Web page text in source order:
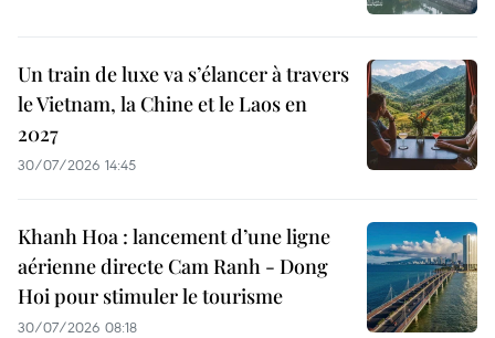
Un train de luxe va s’élancer à travers
le Vietnam, la Chine et le Laos en
2027
30/07/2026 14:45
Khanh Hoa : lancement d’une ligne
aérienne directe Cam Ranh - Dong
Hoi pour stimuler le tourisme
30/07/2026 08:18